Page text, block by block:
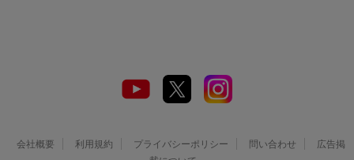
会社概要 利用規約 プライバシーポリシー 問い合わせ
広告掲